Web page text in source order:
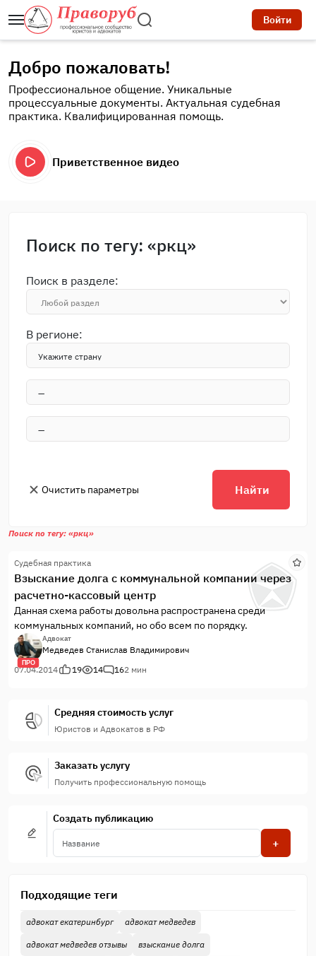
Войти
Добро пожаловать!
Профессиональное общение. Уникальные
процессуальные документы. Актуальная судебная
практика. Квалифицированная помощь.
Приветственное видео
Поиск по тегу: «ркц»
Поиск в разделе:
В регионе:
Очистить параметры Найти
Поиск по тегу: «ркц»
Судебная практика
Взыскание долга с коммунальной компании через
расчетно-кассовый центр
Данная схема работы довольна распространена среди
коммунальных компаний, но обо всем по порядку.
ПРО
Адвокат
Медведев Станислав Владимирович
07.04.2014
19 14 162 мин
Средняя стоимость услуг
Юристов и Адвокатов в РФ
Заказать услугу
Получить профессиональную помощь
Создать публикацию
+
Подходящие теги
адвокат екатеринбург адвокат медведев
адвокат медведев отзывы взыскание долга